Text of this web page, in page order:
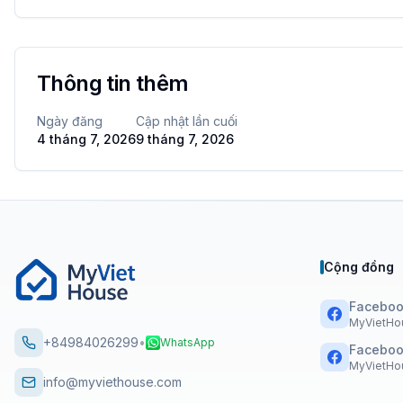
Thông tin thêm
Ngày đăng
4 tháng 7, 2026
Cập nhật lần cuối
9 tháng 7, 2026
+84984026299• WhatsApp
info@myviethouse.com
Cộng đồng